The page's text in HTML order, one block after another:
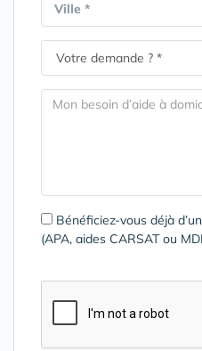
Ville *
Bénéficiez-vous déjà
(APA, aides CARSAT ou